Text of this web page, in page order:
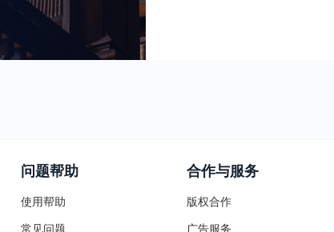
问题帮助
使用帮助
常见问题
合作与服务
版权合作
广告服务